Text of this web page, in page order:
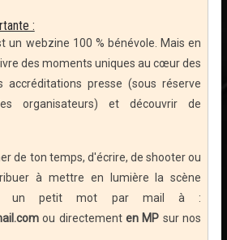
:
un webzine 100 % bénévole. Mais en
des moments uniques au cœur des
accréditations presse (sous réserve
organisateurs) et découvrir de
de ton temps, d'écrire, de shooter ou
à mettre en lumière la scène
un petit mot par mail à :
ou directement en MP sur nos